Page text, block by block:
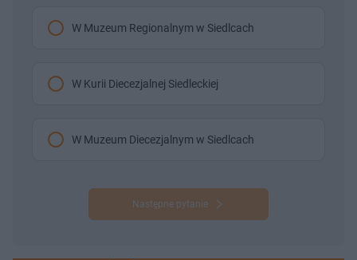
W Muzeum Regionalnym w Siedlcach
W Kurii Diecezjalnej Siedleckiej
W Muzeum Diecezjalnym w Siedlcach
Następne pytanie